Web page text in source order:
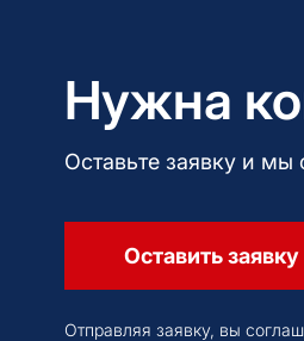
Нужна
Оставьте заявку и
Оставить заявку
Отправляя заявку, вы